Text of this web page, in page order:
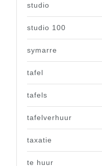
studio
studio 100
symarre
tafel
tafels
tafelverhuur
taxatie
te huur